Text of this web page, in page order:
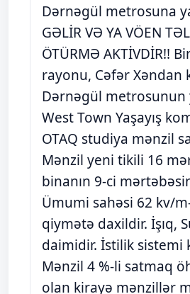
Dərnəgül metrosuna
GƏLİR VƏ YA VÖEN
ÖTÜRMƏ AKTİVDİR!!
rayonu, Cəfər Xəndan
Dərnəgül metrosunun
West Town Yaşayış
OTAQ studiya mənzil
Mənzil yeni tikili 16
binanın 9-ci
Ümumi sahəsi 62 kv/
qiymətə daxildir. İşıq,
daimidir. İstilik sistemi
Mənzil 4 %-li satmaq
olan kirayə mənzillər